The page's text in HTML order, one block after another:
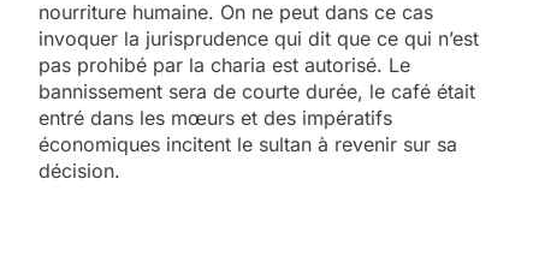
nourriture humaine. On ne peut dans ce cas
invoquer la jurisprudence qui dit que ce qui n’est
pas prohibé par la charia est autorisé. Le
bannissement sera de courte durée, le café était
entré dans les mœurs et des impératifs
économiques incitent le sultan à revenir sur sa
décision.